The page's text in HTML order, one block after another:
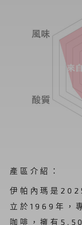
產區介紹：
伊帕內瑪是
立於1969年，
咖啡，擁有